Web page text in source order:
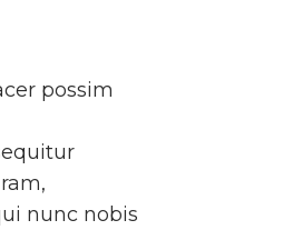
possim
nunc nobis